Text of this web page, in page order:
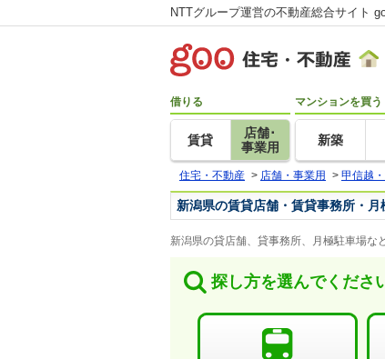
NTTグループ運営の不動産総合サイト
借りる
賃貸
店舗･
事業用
マンションを買う
新築
住宅・不動産 > 店舗・事業用 > 甲信越
新潟県の賃貸店舗・賃貸事務所・月
新潟県の貸店舗、貸事務所、月極駐車場な
探し方を選んでくださ